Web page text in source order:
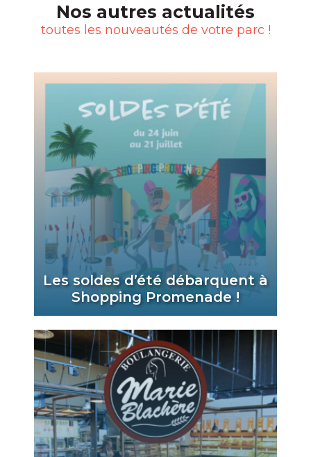
Nos autres actualités
toutes les nouveautés de votre parc !
Les soldes d’été débarquent à
Shopping Promenade !